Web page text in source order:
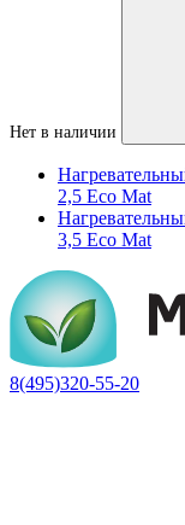
Нет в наличии
2,5 Eco Mat
3,5 Eco Mat
8(495)320-55-20